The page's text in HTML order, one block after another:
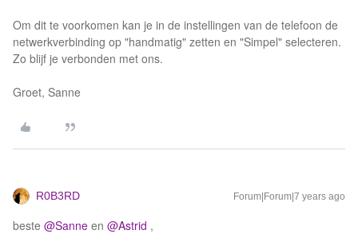
Om dit te voorkomen kan je in de instellingen van de telefoon de
netwerkverbinding op "handmatig" zetten en "Simpel" selecteren.
Zo blijf je verbonden met ons.
Groet, Sanne
R0B3RD Forum|Forum|7 years ago
beste @Sanne en @Astrid ,